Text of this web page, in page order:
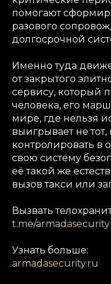
помогают
разового
долгосрочной
Именно туда
от закрытого
сервису, который
человека, его
мире, где нельзя
выигрывает не тот,
контролировать в
свою систему
её такой же
вызов такси или
Вызвать
t.me/armadasecurity
Узнать больше:
armadasecurity.ru